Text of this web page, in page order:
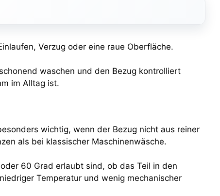
Verzug oder eine raue Oberfläche.
waschen und den Bezug kontrolliert
im Alltag ist.
wichtig, wenn der Bezug nicht aus reiner
als bei klassischer Maschinenwäsche.
60 Grad erlaubt sind, ob das Teil in den
Temperatur und wenig mechanischer